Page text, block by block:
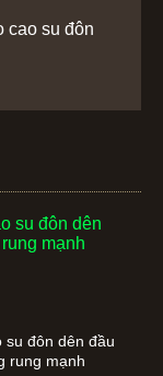
cao su đôn
su đôn dên đầu
rung mạnh